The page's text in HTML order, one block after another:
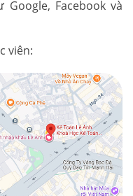
Facebook và
viên: